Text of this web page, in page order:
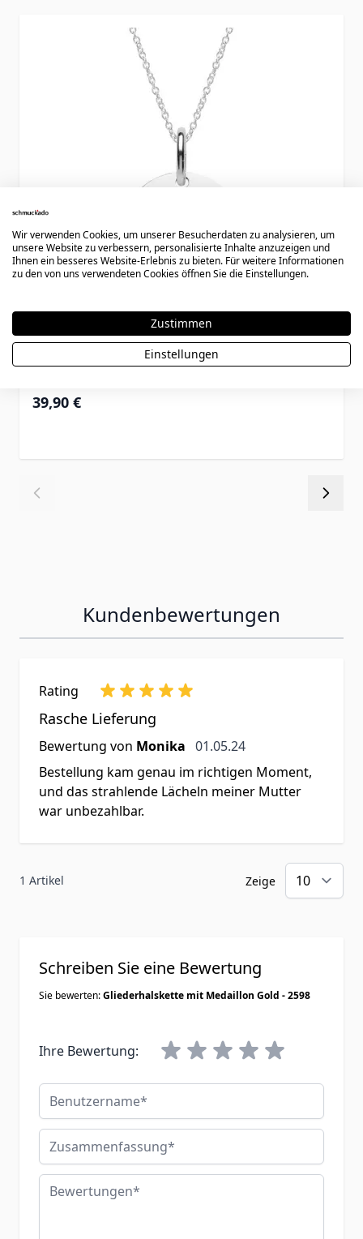
Anhänger Silber Kreis - 0584
39,90 €
Kundenbewertungen
Rating
Rasche Lieferung
Bewertung von Monika 1. Mai 2024
01.05.24
Bestellung kam genau im richtigen Moment,
und das strahlende Lächeln meiner Mutter
war unbezahlbar.
1 Artikel Zeige
Schreiben Sie eine Bewertung
Sie bewerten:Gliederhalskette mit Medaillon Gold - 2598
Ihre Bewertung:
Benutzername
Zusammenfassung
Bewertungen
Wir verwenden Cookies, um unserer Besucherdaten zu analysieren, um
unsere Website zu verbessern, personalisierte Inhalte anzuzeigen und
Ihnen ein besseres Website-Erlebnis zu bieten. Für weitere Informationen
zu den von uns verwendeten Cookies öffnen Sie die Einstellungen.
Zustimmen
Einstellungen